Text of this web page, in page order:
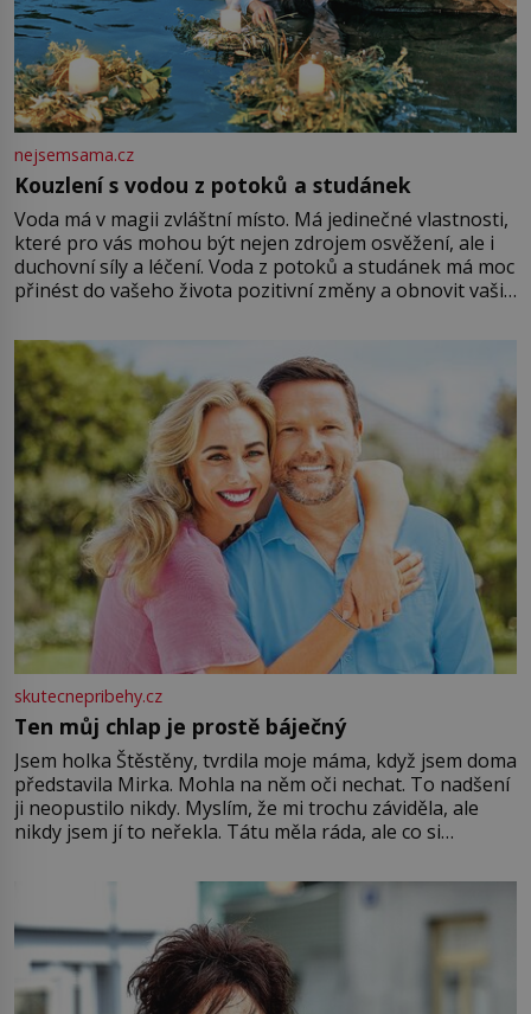
nejsemsama.cz
Kouzlení s vodou z potoků a studánek
Voda má v magii zvláštní místo. Má jedinečné vlastnosti,
které pro vás mohou být nejen zdrojem osvěžení, ale i
duchovní síly a léčení. Voda z potoků a studánek má moc
přinést do vašeho života pozitivní změny a obnovit vaši
můžete obohatit své rituály a přinést do svého života
větší harmonii a klid. Je důležité
skutecnepribehy.cz
Ten můj chlap je prostě báječný
Jsem holka Štěstěny, tvrdila moje máma, když jsem doma
představila Mirka. Mohla na něm oči nechat. To nadšení
ji neopustilo nikdy. Myslím, že mi trochu záviděla, ale
nikdy jsem jí to neřekla. Tátu měla ráda, ale co si
Jsme spolu moc rádi Tehdy byla jiná doba, když